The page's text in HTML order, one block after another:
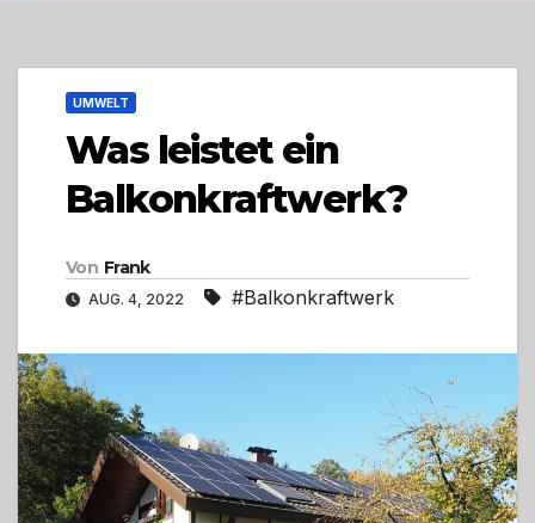
UMWELT
Was leistet ein
Balkonkraftwerk?
Von Frank
AUG. 4, 2022 #Balkonkraftwerk